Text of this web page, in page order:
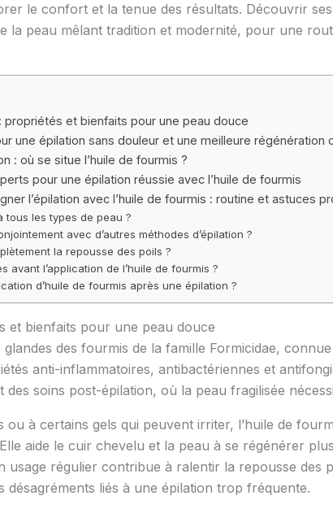
le confort et la tenue des résultats. Découvrir
la peau mêlant tradition et modernité, pour une
et bienfaits pour une peau douce
une épilation sans douleur et une meilleure régénération
: où se situe l’huile de fourmis ?
pour une épilation réussie avec l’huile de fourmis
l’épilation avec l’huile de fourmis : routine et astuces
tous les types de peau ?
avec d’autres méthodes d’épilation ?
la repousse des poils ?
l’application de l’huile de fourmis ?
d’huile de fourmis après une épilation ?
et bienfaits pour une peau douce
des fourmis de la famille Formicidae,
anti-inflammatoires, antibactériennes et
soins post-épilation, où la peau fragilisée
à certains gels qui peuvent irriter, l’huile de
aide le cuir chevelu et la peau à se régénérer
usage régulier contribue à ralentir la repousse des
liés à une épilation trop fréquente.